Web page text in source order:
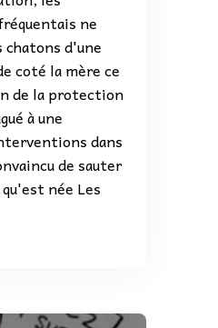
ne
d'une
coté la mère ce
de la protection
à une
dans
de sauter
née Les